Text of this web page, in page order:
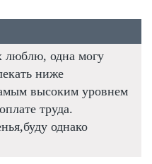
люблю, одна могу
ниже
высоким уровнем
труда.
однако